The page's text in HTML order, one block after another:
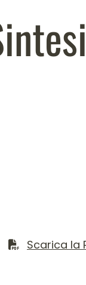
Scarica la